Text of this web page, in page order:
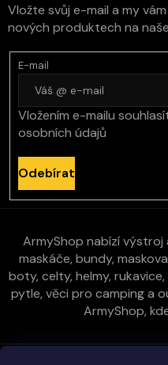
Vložte svůj e-mail a my
nových produktech na
E-mail
Vložením e-mailu
osobních údajů
Odebírat
ArmyShop nabízí výstroj
maskáče, bundy,
boty, celty, helmy,
pytle, věci pro camping a
ArmyShop,